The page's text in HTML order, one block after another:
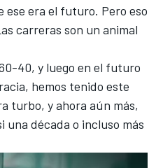
era el futuro. Pero eso
carreras son un animal
40, y luego en el futuro
hemos tenido este
turbo, y ahora aún más,
una década o incluso más